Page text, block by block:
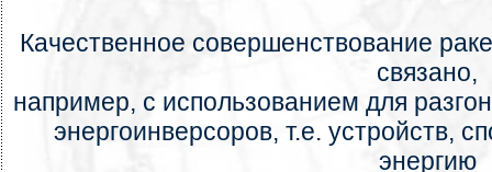
Качественное совершенствование
связано,
например, с использованием для
энергоинверсоров, т.е. устройств,
энергию